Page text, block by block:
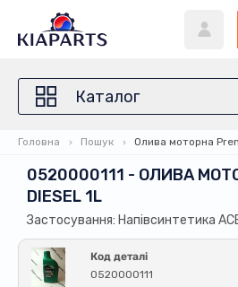
Каталог
Головна Пошук Олива моторна
0520000111 - ОЛИВА
DIESEL 1L
Застосування: Напівсинтетика
Код деталі
0520000111